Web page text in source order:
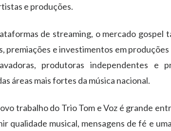
e produções.
de streaming, o mercado gospel
premiações e investimentos em
produtoras independentes e
áreas mais fortes da música nacional.
trabalho do Trio Tom e Voz é grande
qualidade musical, mensagens de fé e